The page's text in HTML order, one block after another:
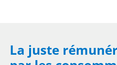
La juste